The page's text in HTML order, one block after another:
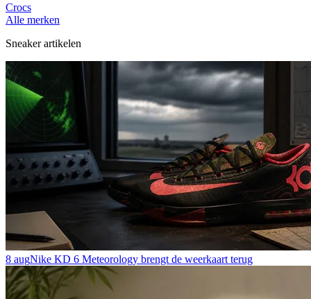
Crocs
Alle merken
Sneaker artikelen
8 augNike KD 6 Meteorology brengt de weerkaart terug